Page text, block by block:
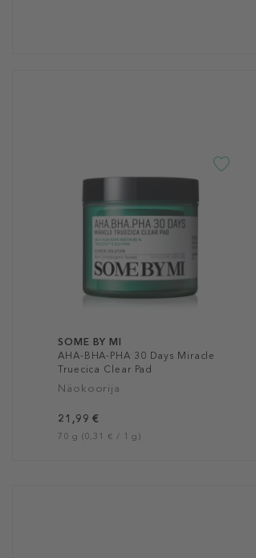
SOME BY MI
AHA-BHA-PHA 30 Days Miracle
Truecica Clear Pad
Näokoorija
21,99 €
70 g (0,31 € / 1 g)